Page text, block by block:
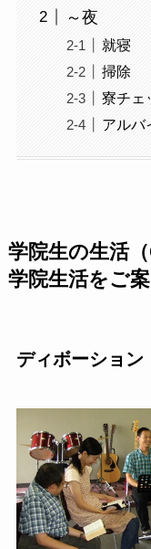
～夜
就寝
掃除
寮チェ
アルバ
学院生の生活
学院生活をご案
ディボーション